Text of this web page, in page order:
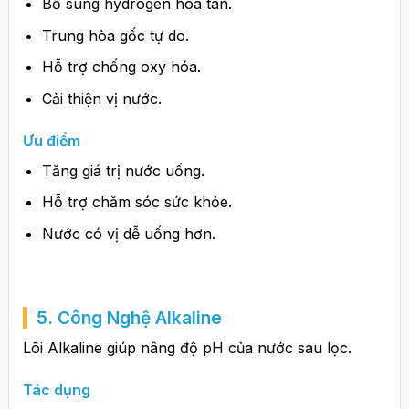
Bổ sung hydrogen hòa tan.
Trung hòa gốc tự do.
Hỗ trợ chống oxy hóa.
Cải thiện vị nước.
Ưu điểm
Tăng giá trị nước uống.
Hỗ trợ chăm sóc sức khỏe.
Nước có vị dễ uống hơn.
5. Công Nghệ Alkaline
Lõi Alkaline giúp nâng độ pH của nước sau lọc.
Tác dụng